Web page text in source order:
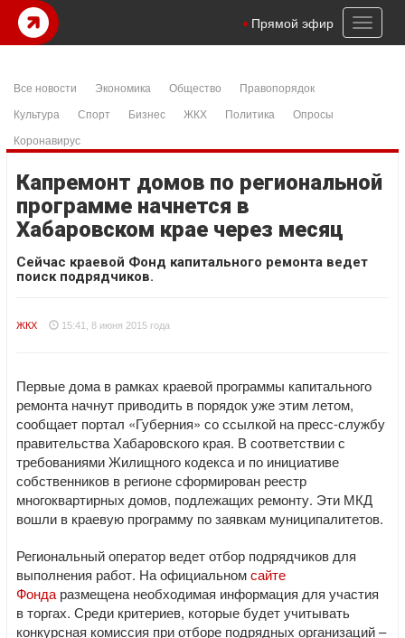
Toggle
Прямой эфир
Все новости Экономика Общество
Правопорядок
Культура
Спорт Бизнес ЖКХ Политика
Опросы
Коронавирус
Капремонт домов по региональной
программе начнется в
Хабаровском крае через месяц
Сейчас краевой Фонд капитального ремонта ведет
поиск подрядчиков.
ЖКХ 15:41, 8 июня 2015 года
Первые дома в рамках краевой программы капитального
ремонта начнут приводить в порядок уже этим летом,
сообщает портал «Губерния» со ссылкой на пресс-службу
правительства Хабаровского края. В соответствии с
требованиями Жилищного кодекса и по инициативе
собственников в регионе сформирован реестр
многоквартирных домов, подлежащих ремонту. Эти МКД
вошли в краевую программу по заявкам муниципалитетов.
Региональный оператор ведет отбор подрядчиков для
выполнения работ. На официальномсайте
Фонда размещена необходимая информация для участия
в торгах. Среди критериев, которые будет учитывать
конкурсная комиссия при отборе подрядных организаций –